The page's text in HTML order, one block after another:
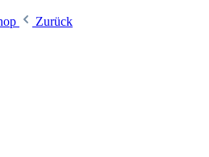
Zurück